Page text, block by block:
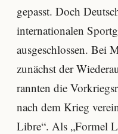
gepasst. Doch
internationalen
ausgeschlossen. Bei
zunächst der
rannten die
nach dem Krieg
Libre“. Als „Formel